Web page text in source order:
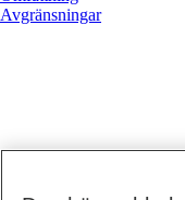
Avgränsningar